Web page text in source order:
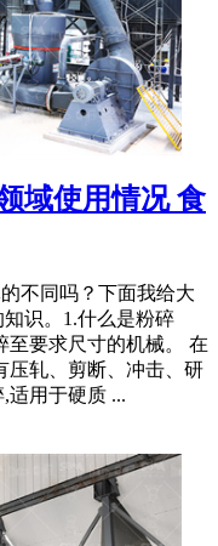
域使用情况 食
不同吗？下面我给大
识。1.什么是粉碎
至要求尺寸的机械。 在
压轧、剪断、冲击、研
适用于硬质 ...